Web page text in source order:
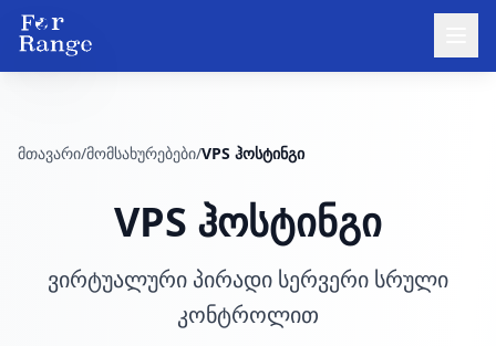
მთავარი/მომსახურებები/VPS ჰოსტინგი
VPS ჰოსტინგი
ვირტუალური პირადი სერვერი სრული
კონტროლით